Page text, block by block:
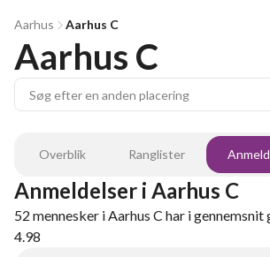
Aarhus Aarhus C
Aarhus C
Overblik Ranglister
Anmeldelser i Aarhus C
52 mennesker iAarhus C har i
4.98